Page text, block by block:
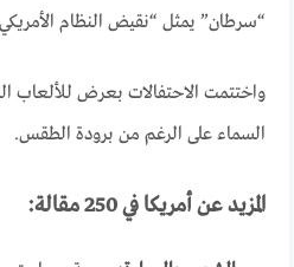
“سرطان” يمثل “نقيض النظام
السماء على الرغم من برودة الطقس.
المزيد عن أمريكا في 250 مقالة: